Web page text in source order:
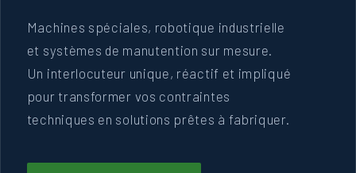
Machines spéciales, robotique industrielle
et systèmes de manutention sur mesure.
Un interlocuteur unique, réactif et impliqué
pour transformer vos contraintes
techniques en solutions prêtes à fabriquer.